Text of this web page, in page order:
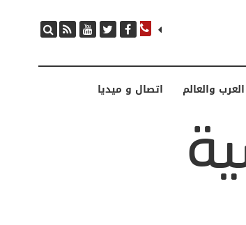
العرب والعالم اتصال و ميديا